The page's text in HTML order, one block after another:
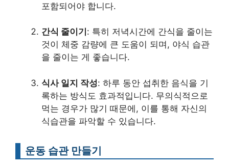
포함되어야 합니다.
간식 줄이기 : 특히 저녁시간에 간식을 줄이는
것이 체중 감량에 큰 도움이 되며, 야식 습관
을 줄이는 게 좋습니다.
식사 일지 작성: 하루 동안 섭취한 음식을 기
록하는 방식도 효과적입니다. 무의식적으로
먹는 경우가 많기 때문에, 이를 통해 자신의
식습관을 파악할 수 있습니다.
운동 습관 만들기